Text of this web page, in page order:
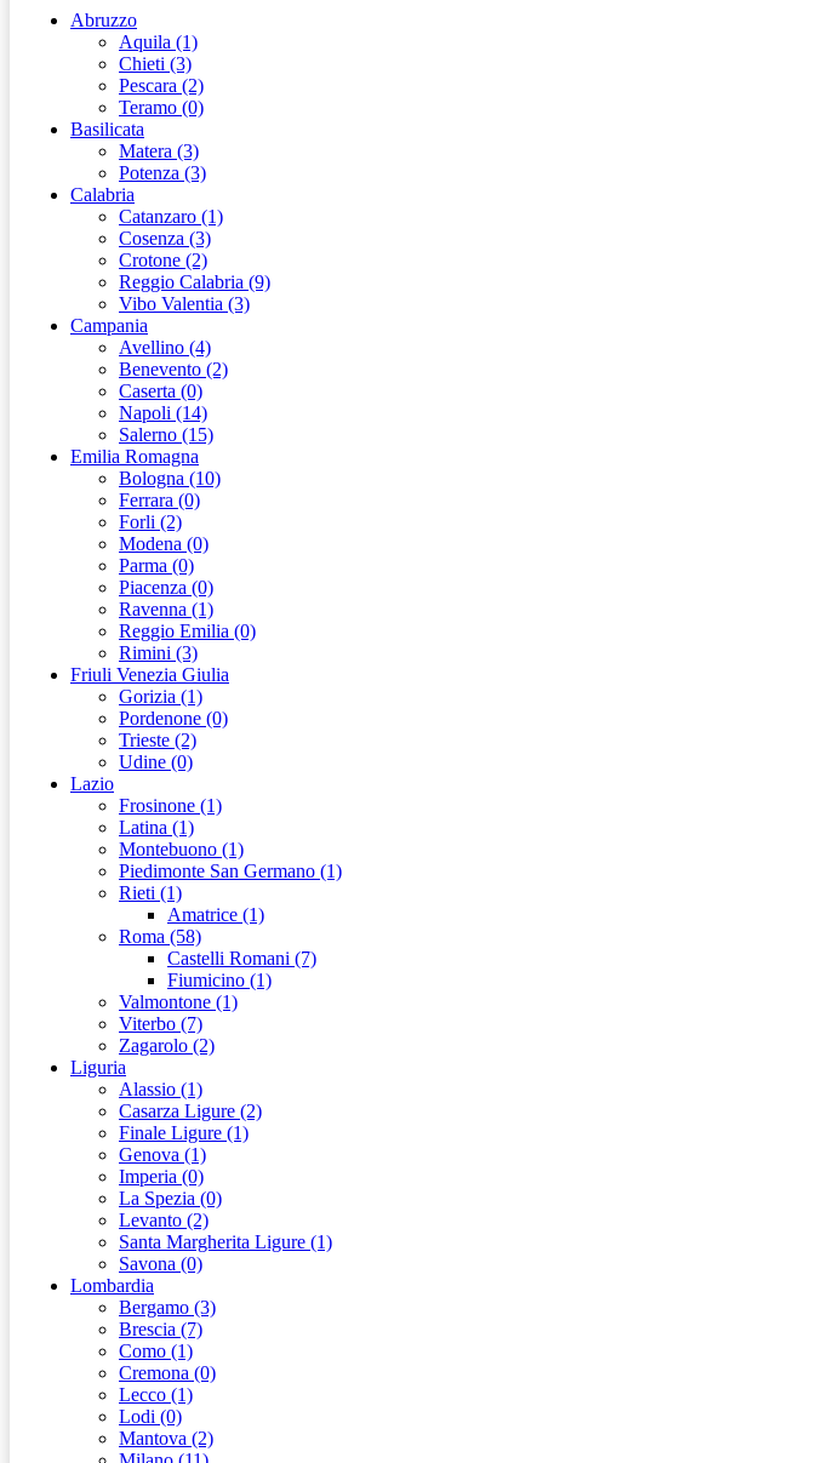
Abruzzo
Aquila (1)
Chieti (3)
Pescara (2)
Teramo (0)
Basilicata
Matera (3)
Potenza (3)
Calabria
Catanzaro (1)
Cosenza (3)
Crotone (2)
Reggio Calabria (9)
Vibo Valentia (3)
Campania
Avellino (4)
Benevento (2)
Caserta (0)
Napoli (14)
Salerno (15)
Emilia Romagna
Bologna (10)
Ferrara (0)
Forli (2)
Modena (0)
Parma (0)
Piacenza (0)
Ravenna (1)
Reggio Emilia (0)
Rimini (3)
Friuli Venezia Giulia
Gorizia (1)
Pordenone (0)
Trieste (2)
Udine (0)
Lazio
Frosinone (1)
Latina (1)
Montebuono (1)
Piedimonte San Germano (1)
Rieti (1)
Amatrice (1)
Roma (58)
Castelli Romani (7)
Fiumicino (1)
Valmontone (1)
Viterbo (7)
Zagarolo (2)
Liguria
Alassio (1)
Casarza Ligure (2)
Finale Ligure (1)
Genova (1)
Imperia (0)
La Spezia (0)
Levanto (2)
Santa Margherita Ligure (1)
Savona (0)
Lombardia
Bergamo (3)
Brescia (7)
Como (1)
Cremona (0)
Lecco (1)
Lodi (0)
Mantova (2)